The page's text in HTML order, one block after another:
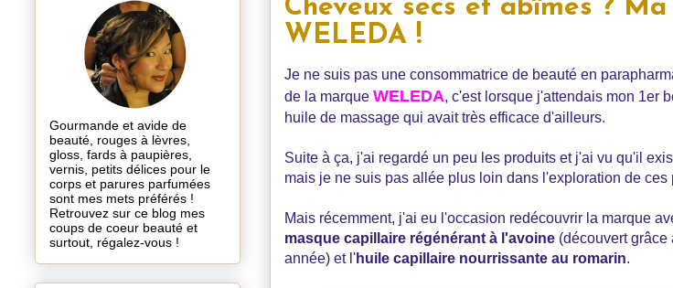
Cheveux secs et abîmés ?
WELEDA !
Je ne suis pas une consommatrice de beauté en
de la marque WELEDA, c'est lorsque j'attendais mon 1er
huile de massage qui avait très efficace d'ailleurs.
Suite à ça, j'ai regardé un peu les produits et j'ai vu qu'il
mais je ne suis pas allée plus loin dans l'exploration de ces
Mais récemment, j'ai eu l'occasion redécouvrir la marque
masque capillaire régénérant à l'avoine (découvert grâce
année) et l'huile capillaire nourrissante au romarin.
Gourmande et avide de
beauté, rouges à lèvres,
gloss, fards à paupières,
vernis, petits délices pour le
corps et parures parfumées
sont mes mets préférés !
Retrouvez sur ce blog mes
coups de coeur beauté et
surtout, régalez-vous !